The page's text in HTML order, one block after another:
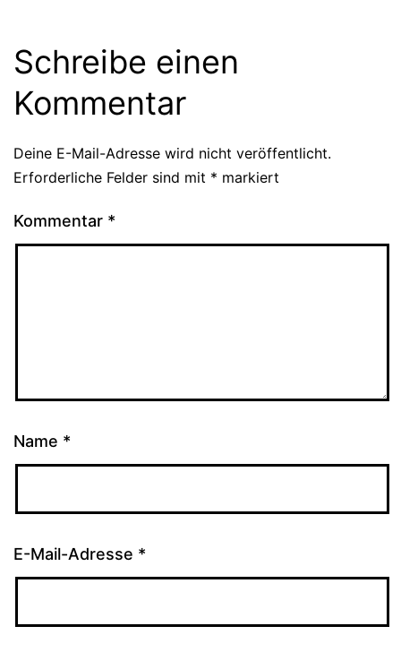
Schreibe einen
Kommentar
Deine E-Mail-Adresse wird nicht veröffentlicht.
Erforderliche Felder sind mit * markiert
Kommentar *
Name *
E-Mail-Adresse *